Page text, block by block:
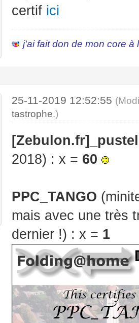
certif ici
j'ai fait don de mon core à
25-11-2019 12:52:55
tastrophe.)
2018) : x = 60
PPC_TANGO
mais avec une très
dernier !) : x = 1